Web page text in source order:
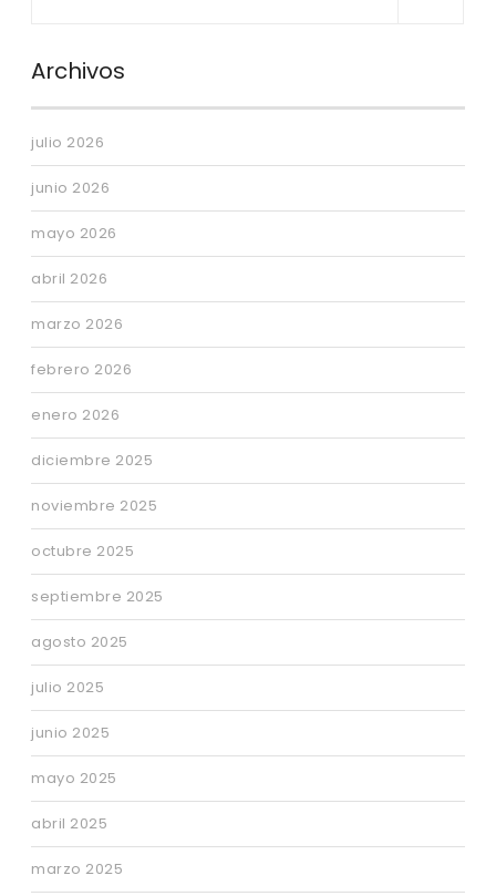
Archivos
julio 2026
junio 2026
mayo 2026
abril 2026
marzo 2026
febrero 2026
enero 2026
diciembre 2025
noviembre 2025
octubre 2025
septiembre 2025
agosto 2025
julio 2025
junio 2025
mayo 2025
abril 2025
marzo 2025